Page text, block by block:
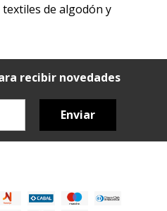
de algodón y
recibir novedades
Enviar